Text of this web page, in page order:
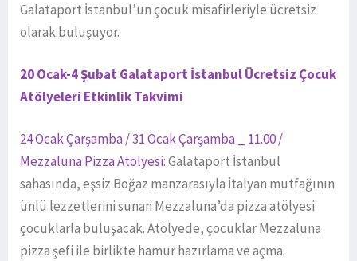
Galataport İstanbul’un çocuk misafirleriyle ücretsiz
olarak buluşuyor.
20 Ocak-4 Şubat Galataport İstanbul Ücretsiz Çocuk
Atölyeleri Etkinlik Takvimi
24 Ocak Çarşamba / 31 Ocak Çarşamba _ 11.00 /
Mezzaluna Pizza Atölyesi:Galataport İstanbul
sahasında, eşsiz Boğaz manzarasıyla İtalyan mutfağının
ünlü lezzetlerini sunan Mezzaluna’da pizza atölyesi
çocuklarla buluşacak. Atölyede, çocuklar Mezzaluna
pizza şefi ile birlikte hamur hazırlama ve açma